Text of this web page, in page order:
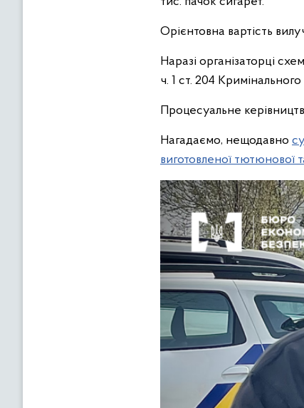
Орієнтовна вартість
Наразі організаторці
ч. 1 ст. 204
Процесуальне
Нагадаємо, нещодавно
виготовленої тютюнової